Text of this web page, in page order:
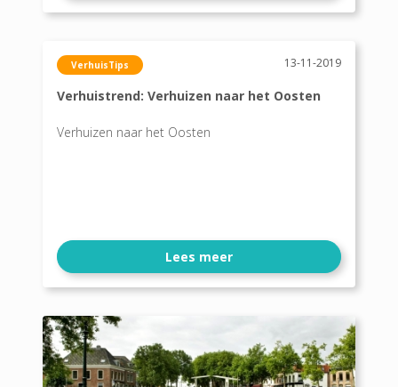
VerhuisTips 13-11-2019
Verhuistrend: Verhuizen naar het Oosten
Verhuizen naar het Oosten
Lees meer